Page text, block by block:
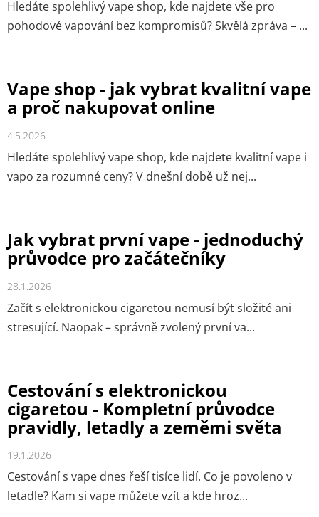
l
á
ů
Hledáte spolehlivý vape shop, kde najdete vše pro
pohodové vapování bez kompromisů? Skvělá zpráva – ...
Vape shop - jak vybrat kvalitní vape
a proč nakupovat online
4.5.2026
Hledáte spolehlivý vape shop, kde najdete kvalitní vape i
vapo za rozumné ceny? V dnešní době už nej...
Jak vybrat první vape - jednoduchý
průvodce pro začátečníky
28.1.2026
Začít s elektronickou cigaretou nemusí být složité ani
stresující. Naopak – správně zvolený první va...
Cestování s elektronickou
cigaretou - Kompletní průvodce
pravidly, letadly a zeměmi světa
19.1.2026
Cestování s vape dnes řeší tisíce lidí. Co je povoleno v
letadle? Kam si vape můžete vzít a kde hroz...